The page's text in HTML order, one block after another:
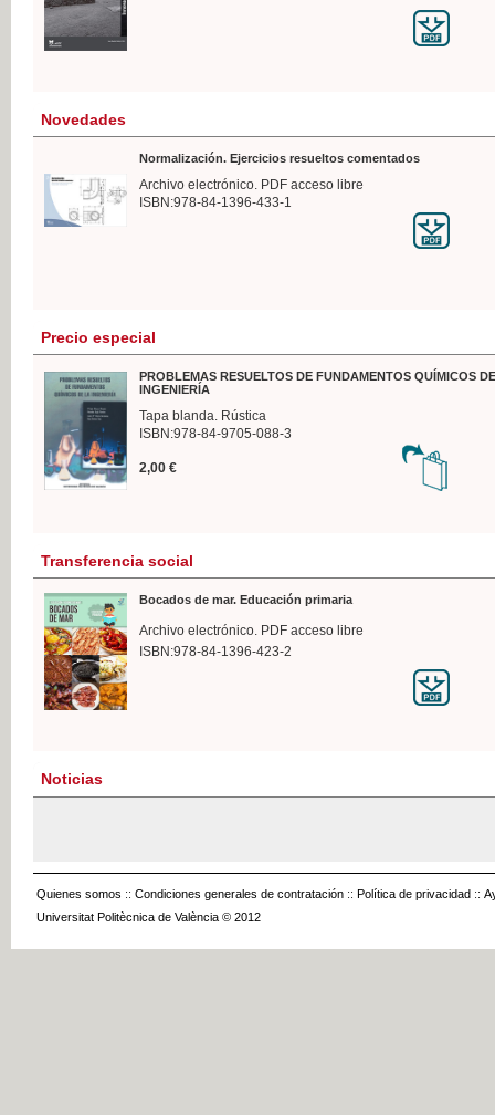
Novedades
Normalización. Ejercicios resueltos comentados
Archivo electrónico. PDF acceso libre
ISBN:978-84-1396-433-1
Precio especial
PROBLEMAS RESUELTOS DE FUNDAMENTOS QUÍMICOS
INGENIERÍA
Tapa blanda. Rústica
ISBN:978-84-9705-088-3
2,00 €
Transferencia social
Bocados de mar. Educación primaria
Archivo electrónico. PDF acceso libre
ISBN:978-84-1396-423-2
Noticias
Quienes somos :: Condiciones generales de contratación :: Política de privacidad ::
Universitat Politècnica de València © 2012